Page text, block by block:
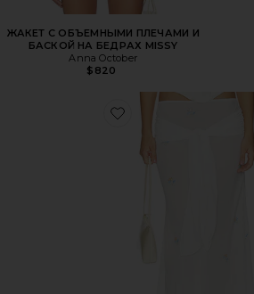
ЖАКЕТ С ОБЪЕМНЫМИ ПЛЕЧАМИ И
БАСКОЙ НА БЕДРАХ MISSY
Anna October
$820
Favorite МАСКИ-ЮБКА С